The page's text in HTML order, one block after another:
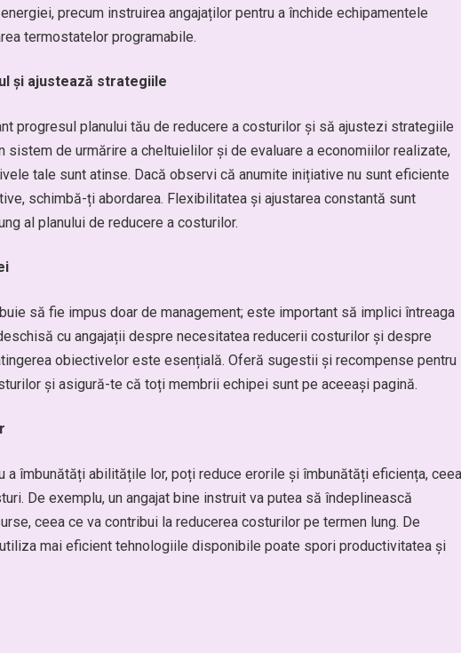
precum instruirea angajaților pentru a închide echipamentele
termostatelor programabile.
și ajustează strategiile
progresul planului tău de reducere a costurilor și să ajustezi strategiile
sistem de urmărire a cheltuielilor și de evaluare a economiilor realizate,
tale sunt atinse. Dacă observi că anumite inițiative nu sunt eficiente
schimbă-ți abordarea. Flexibilitatea și ajustarea constantă sunt
al planului de reducere a costurilor.
să fie impus doar de management; este important să implici întreaga
cu angajații despre necesitatea reducerii costurilor și despre
obiectivelor este esențială. Oferă sugestii și recompense pentru
și asigură-te că toți membrii echipei sunt pe aceeași pagină.
a îmbunătăți abilitățile lor, poți reduce erorile și îmbunătăți eficiența, ceea
De exemplu, un angajat bine instruit va putea să îndeplinească
ceea ce va contribui la reducerea costurilor pe termen lung. De
mai eficient tehnologiile disponibile poate spori productivitatea și